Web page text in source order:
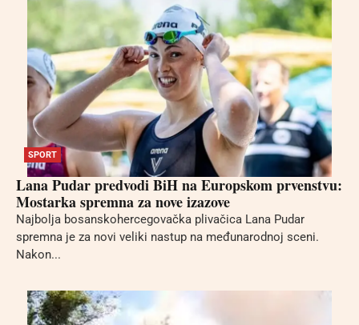
SPORT
Lana Pudar predvodi BiH na Europskom prvenstvu:
Mostarka spremna za nove izazove
Najbolja bosanskohercegovačka plivačica Lana Pudar
spremna je za novi veliki nastup na međunarodnoj sceni.
Nakon...